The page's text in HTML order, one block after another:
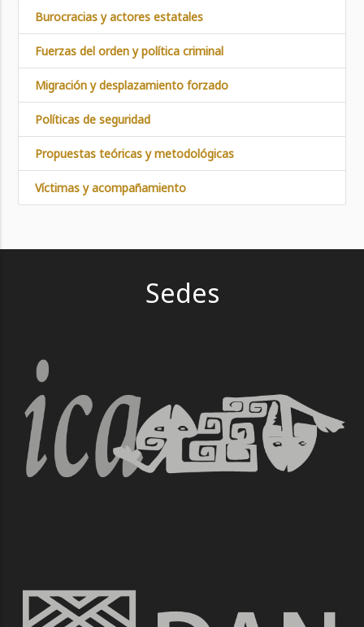
Burocracias y actores estatales
Fuerzas del orden y política criminal
Migración y desplazamiento forzado
Políticas de seguridad
Propuestas teóricas y metodológicas
Víctimas y acompañamiento
Sedes